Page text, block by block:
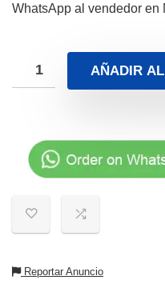
WhatsApp al vendedor en
AÑADIR
Reportar Anuncio